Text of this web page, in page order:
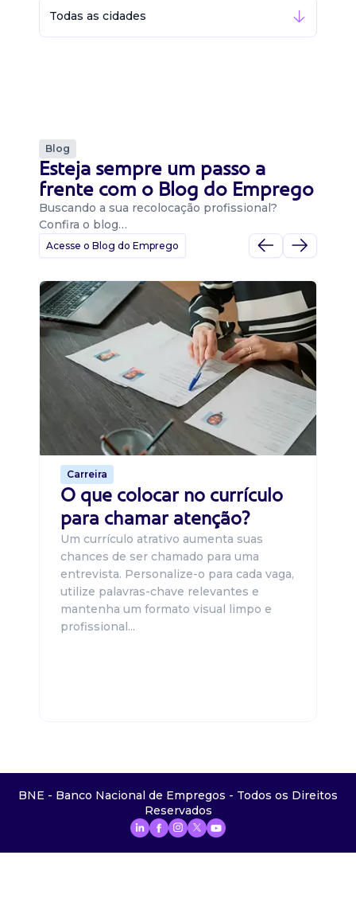
Todas as cidades
Blog
Esteja sempre um passo a
frente com o Blog do Emprego
Buscando a sua recolocação profissional?
Confira o blog…
Acesse o Blog do Emprego
Carreira
O que colocar no currículo
para chamar atenção?
Um currículo atrativo aumenta suas
chances de ser chamado para uma
entrevista. Personalize-o para cada vaga,
utilize palavras-chave relevantes e
mantenha um formato visual limpo e
profissional...
BNE - Banco Nacional de Empregos - Todos os Direitos
Reservados